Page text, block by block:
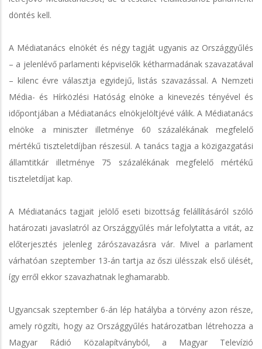
döntés kell.
A Médiatanács elnökét és négy tagját ugyanis az Országgyűlés
– a jelenlévő parlamenti képviselők kétharmadának szavazatával
– kilenc évre választja egyidejű, listás szavazással. A Nemzeti
Média- és Hírközlési Hatóság elnöke a kinevezés tényével és
időpontjában a Médiatanács elnökjelöltjévé válik. A Médiatanács
elnöke a miniszter illetménye 60 százalékának megfelelő
mértékű tiszteletdíjban részesül. A tanács tagja a közigazgatási
államtitkár illetménye 75 százalékának megfelelő mértékű
tiszteletdíjat kap.
A Médiatanács tagjait jelölő eseti bizottság felállításáról szóló
határozati javaslatról az Országgyűlés már lefolytatta a vitát, az
előterjesztés jelenleg zárószavazásra vár. Mivel a parlament
várhatóan szeptember 13-án tartja az őszi ülésszak első ülését,
így erről ekkor szavazhatnak leghamarabb.
Ugyancsak szeptember 6-án lép hatályba a törvény azon része,
amely rögzíti, hogy az Országgyűlés határozatban létrehozza a
Magyar Rádió Közalapítványból, a Magyar Televízió